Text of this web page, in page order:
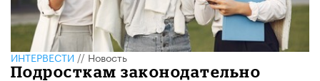
ИНТЕРВЕСТИ//Новость
Подросткам законодательно